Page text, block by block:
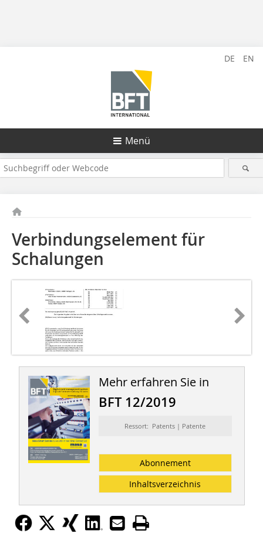
DE EN
Menü
Verbindungselement für
Schalungen
Mehr erfahren Sie in
BFT 12/2019
Ressort: Patents | Patente
Abonnement
Inhaltsverzeichnis